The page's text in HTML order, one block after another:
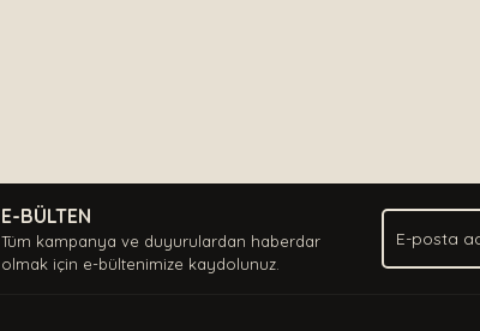
E-BÜLTEN
Tüm kampanya ve duyurulardan haberdar
olmak için e-bültenimize kaydolunuz.